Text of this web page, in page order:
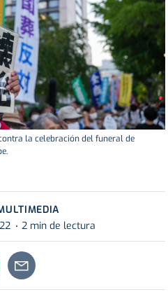
la celebración del funeral de
2 min de lectura